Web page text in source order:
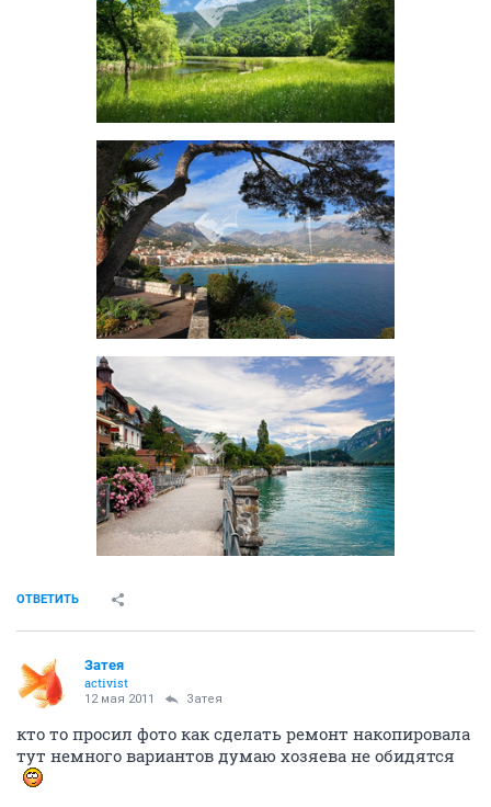
ОТВЕТИТЬ
Затея
activist
12 мая 2011 Затея
кто то просил фото как сделать ремонт накопировала
тут немного вариантов думаю хозяева не обидятся